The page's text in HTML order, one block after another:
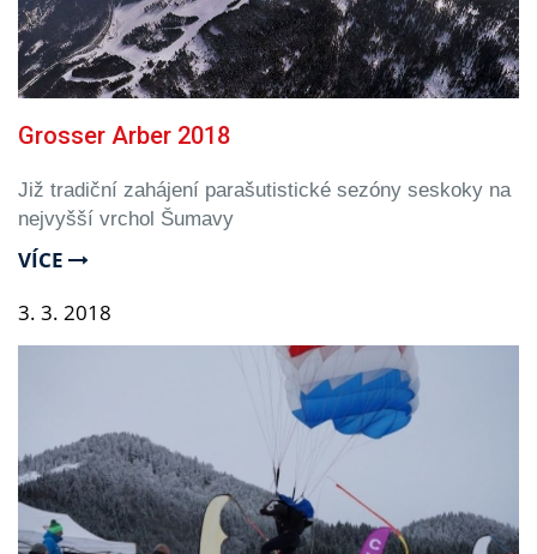
Grosser Arber 2018
Již tradiční zahájení parašutistické sezóny seskoky na
nejvyšší vrchol Šumavy
VÍCE
3. 3. 2018